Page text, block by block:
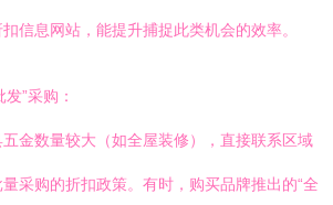
信息网站，能提升捕捉此类机会的效率。
”采购：
金数量较大（如全屋装修），直接联系区域
采购的折扣政策。有时，购买品牌推出的“全